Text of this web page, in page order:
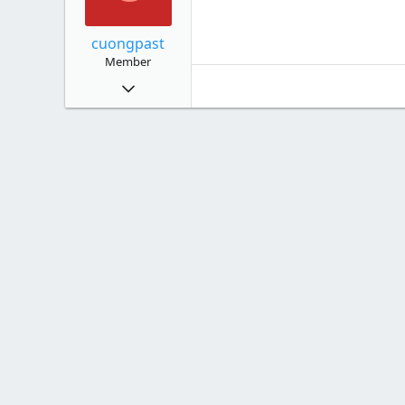
cuongpast
Member
2